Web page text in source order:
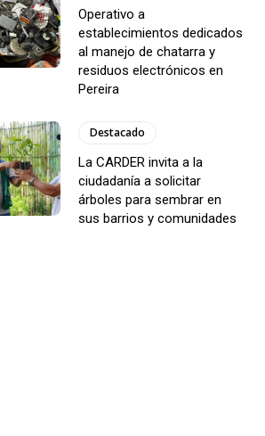
Operativo a
establecimientos dedicados
al manejo de chatarra y
residuos electrónicos en
Pereira
Destacado
La CARDER invita a la
ciudadanía a solicitar
árboles para sembrar en
sus barrios y comunidades